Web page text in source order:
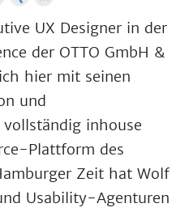
UX Designer in der
der OTTO GmbH &
hier mit seinen
und
inhouse
Plattform des
Zeit hat Wolf
Usability-Agenturen